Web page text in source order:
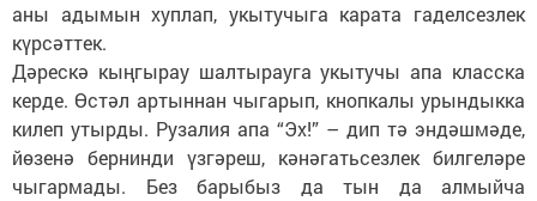
аны адымын хуплап, укытучыга карата гаделсезлек
күрсәттек.
Дәрескә кыңгырау шалтырауга укытучы апа класска
керде. Өстәл артыннан чыгарып, кнопкалы урындыкка
килеп утырды. Рузалия апа “Эх!” – дип тә эндәшмәде,
йөзенә бернинди үзгәреш, кәнәгатьсезлек билгеләре
чыгармады. Без барыбыз да тын да алмыйча